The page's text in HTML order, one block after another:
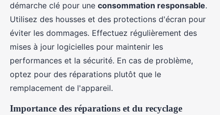
démarche clé pour une consommation responsable.
Utilisez des housses et des protections d'écran pour
éviter les dommages. Effectuez régulièrement des
mises à jour logicielles pour maintenir les
performances et la sécurité. En cas de problème,
optez pour des réparations plutôt que le
remplacement de l'appareil.
Importance des réparations et du recyclage